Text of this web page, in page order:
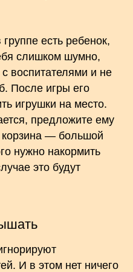
есть ребенок,
слишком шумно,
воспитателями и не
После игры его
игрушки на место.
предложите ему
корзина — большой
нужно накормить
это будут
И в этом нет ничего